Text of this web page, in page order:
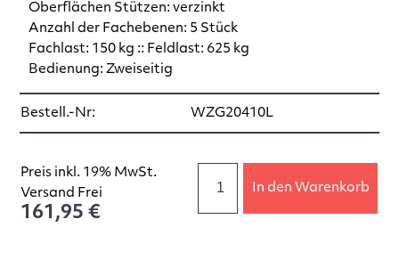
Oberflächen Stützen: verzinkt
Anzahl der Fachebenen: 5 Stück
Fachlast: 150 kg :: Feldlast: 625 kg
Bedienung: Zweiseitig
Bestell.-Nr: WZG20410L
Preis inkl. 19% MwSt.
Versand Frei
161,95 €
In den Warenkorb